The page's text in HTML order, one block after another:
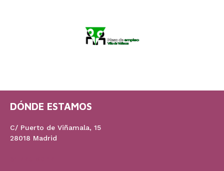
DÓNDE ESTAMOS
C/ Puerto de Viñamala, 15
28018 Madrid